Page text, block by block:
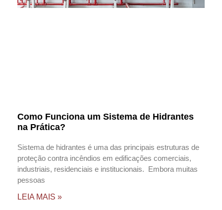
Como Funciona um Sistema de Hidrantes
na Prática?
Sistema de hidrantes é uma das principais estruturas de
proteção contra incêndios em edificações comerciais,
industriais, residenciais e institucionais. Embora muitas
pessoas
LEIA MAIS »